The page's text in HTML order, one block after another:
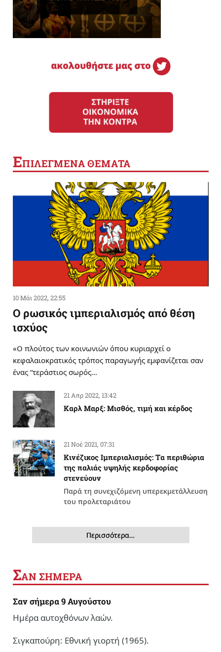
ΕΠΙΛΕΓΜΕΝΑ ΘΕΜΑΤΑ
10 Μάι 2022, 22:55
Ο ρωσικός ιμπεριαλισμός από θέση
ισχύος
«Ο πλούτος των κοινωνιών όπου κυριαρχεί ο
κεφαλαιοκρατικός τρόπος παραγωγής εμφανίζεται σαν
ένας “τεράστιος σωρός…
21 Απρ 2022, 13:42
Καρλ Μαρξ: Μισθός, τιμή και κέρδος
21 Νοέ 2021, 07:31
Κινέζικος Ιμπεριαλισμός: Tα περιθώρια
της παλιάς υψηλής κερδοφορίας
στενεύουν
Παρά τη συνεχιζόμενη υπερεκμετάλλευση
του προλεταριάτου
Περισσότερα…
ΣΑΝ ΣΗΜΕΡΑ
Σαν σήμερα 9 Αυγούστου
Ημέρα αυτοχθόνων λαών.
Σιγκαπούρη: Εθνική γιορτή (1965).